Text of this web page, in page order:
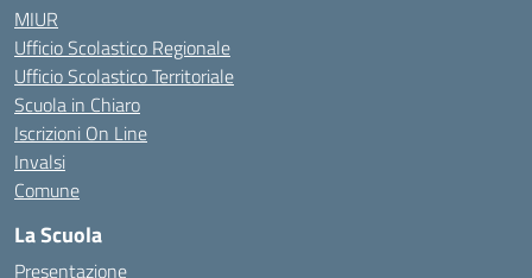
MIUR
Ufficio Scolastico Regionale
Ufficio Scolastico Territoriale
Scuola in Chiaro
Iscrizioni On Line
Invalsi
Comune
La Scuola
Presentazione